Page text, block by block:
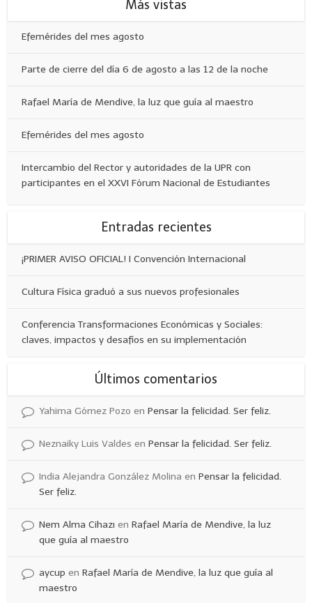
Más vistas
Efemérides del mes agosto
Parte de cierre del día 6 de agosto a las 12 de la noche
Rafael María de Mendive, la luz que guía al maestro
Efemérides del mes agosto
Intercambio del Rector y autoridades de la UPR con
participantes en el XXVI Fórum Nacional de Estudiantes
Entradas recientes
¡PRIMER AVISO OFICIAL! I Convención Internacional
Cultura Física graduó a sus nuevos profesionales
Conferencia Transformaciones Económicas y Sociales:
claves, impactos y desafíos en su implementación
Últimos comentarios
Yahima Gómez Pozo enPensar la felicidad. Ser feliz.
Neznaiky Luis Valdes enPensar la felicidad. Ser feliz.
India Alejandra González Molina enPensar la felicidad.
Ser feliz.
Nem Alma Cihazı enRafael María de Mendive, la luz
que guía al maestro
aycup enRafael María de Mendive, la luz que guía al
maestro